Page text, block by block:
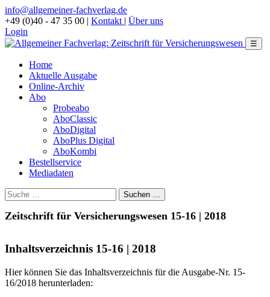
info@allgemeiner-fachverlag.de
+49 (0)40 - 47 35 00 | Kontakt | Über uns
Login
☰
Home
Aktuelle Ausgabe
Online-Archiv
Abo
Probeabo
AboClassic
AboDigital
AboPlus Digital
AboKombi
Bestellservice
Mediadaten
Zeitschrift für Versicherungswesen 15-16 | 2018
Inhaltsverzeichnis 15-16 | 2018
Hier können Sie das Inhaltsverzeichnis für die Ausgabe-Nr. 15-
16/2018 herunterladen: